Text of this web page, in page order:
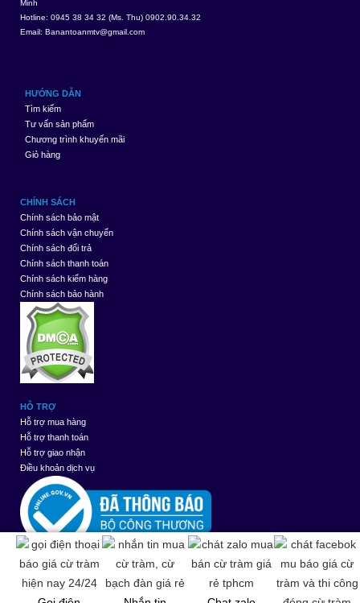
Minh
Hotline: 0945 38 34 32 (Ms. Thu) 0902.90.34.32
Email: Banantoanmtv@gmail.com
HƯỚNG DẪN
Tìm kiếm
Tư vấn sản phẩm
Chương trình khuyến mãi
Giỏ hàng
CHÍNH SÁCH
Chính sách bảo mật
Chính sách vận chuyển
Chính sách đổi trả
Chính sách thanh toán
Chính sách kiểm hàng
Chính sách bảo hành
HỖ TRỢ
Hỗ trợ mua hàng
Hỗ trợ thanh toán
Hỗ trợ giao nhận
Điều khoản dịch vụ
Thiết kế web bởi
Đang 165
Tuần 5923
Tháng
8483
Tổng 1188274